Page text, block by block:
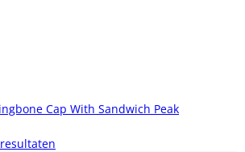
Cap With Sandwich Peak